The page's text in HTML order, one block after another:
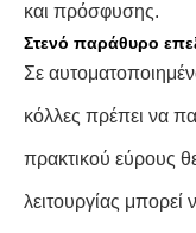
και πρόσφυσης.
Στενό παράθυρο
Σε
κόλλες πρέπει να
πρακτικού εύρους
λειτουργίας